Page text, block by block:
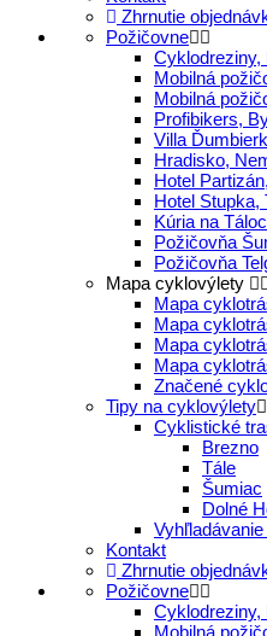
Zhrnutie
Požičovne
Cyklodreziny,
Mobilná
Mobilná
Profibikers,
Villa
Hradisko,
Hotel
Hotel Stupka,
Kúria na
Požičovňa
Požičovňa
Mapa cyklovýlety
Mapa
Mapa
Mapa
Mapa
Značené
Tipy na cyklovýlety
Cyklistické
Brezno
Tále
Šumiac
Dolné
Kontakt
Zhrnutie
Požičovne
Cyklodreziny,
Mobilná